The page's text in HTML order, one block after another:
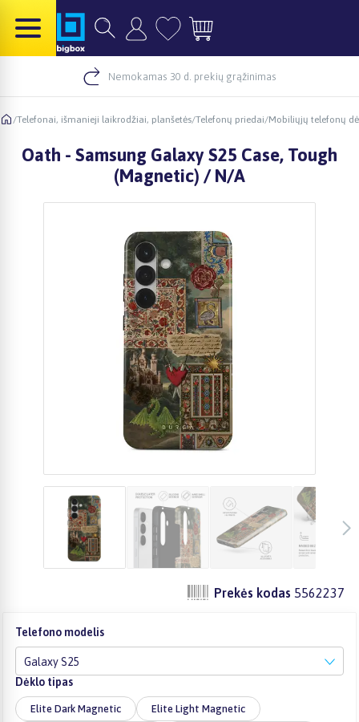
Nemokamas 30 d. prekių grąžinimas
/Telefonai, išmanieji laikrodžiai, planšetės/Telefonų priedai/Mobiliųjų telefonų
Oath - Samsung Galaxy S25 Case, Tough
(Magnetic) / N/A
Prekės kodas 5562237
Telefono modelis
Galaxy S25
Dėklo tipas
Elite Dark Magnetic Elite Light Magnetic